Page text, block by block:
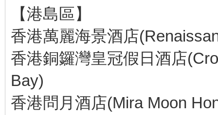
【港島區】
香港萬麗海景酒店
香港銅鑼灣皇冠假日酒店
Bay)
香港問月酒店(Mira Moon